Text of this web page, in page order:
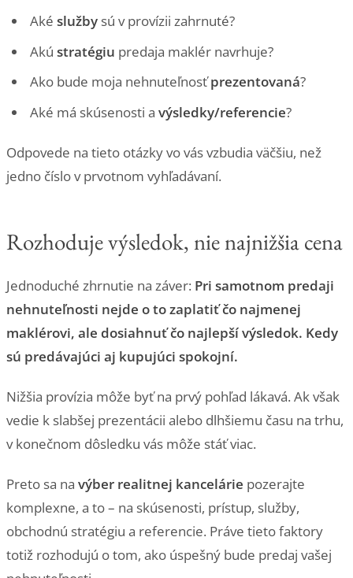
Aké službysú v provízii zahrnuté?
Akú stratégiu predaja maklér navrhuje?
Ako bude moja nehnuteľnosťprezentovaná?
Aké má skúsenosti a výsledky/referencie?
Odpovede na tieto otázky vo vás vzbudia väčšiu, než
jedno číslo v prvotnom vyhľadávaní.
Rozhoduje výsledok, nie najnižšia cena
Jednoduché zhrnutie na záver: Pri samotnom predaji
nehnuteľnosti nejde o to zaplatiť čo najmenej
maklérovi, ale dosiahnuť čo najlepší výsledok. Kedy
sú predávajúci aj kupujúci spokojní.
Nižšia provízia môže byť na prvý pohľad lákavá. Ak však
vedie k slabšej prezentácii alebo dlhšiemu času na trhu,
v konečnom dôsledku vás môže stáť viac.
Preto sa na výber realitnej kancelárie pozerajte
komplexne, a to – na skúsenosti, prístup, služby,
obchodnú stratégiu a referencie. Práve tieto faktory
totiž rozhodujú o tom, ako úspešný bude predaj vašej